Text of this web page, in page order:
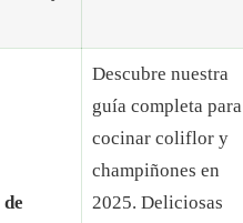
Descubre nuestra
guía completa para
cocinar coliflor y
champiñones en
2025. Deliciosas